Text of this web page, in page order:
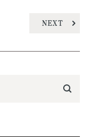
NEXT